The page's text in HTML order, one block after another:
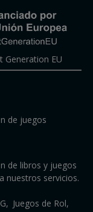
Generation EU
de juegos
de libros y juegos
nuestros servicios.
Juegos de Rol